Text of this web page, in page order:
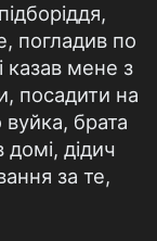
погладив по
казав мене з
посадити на
вуйка, брата
дідич
за те,